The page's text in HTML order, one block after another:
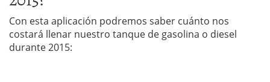
Con esta aplicación podremos saber cuánto nos
costará llenar nuestro tanque de gasolina o diesel
durante 2015: